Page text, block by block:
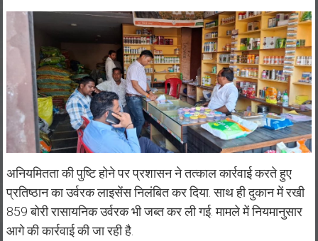
अनियमितता की पुष्टि होने पर प्रशासन ने तत्काल कार्रवाई करते हुए
प्रतिष्ठान का उर्वरक लाइसेंस निलंबित कर दिया. साथ ही दुकान में रखी
859 बोरी रासायनिक उर्वरक भी जब्त कर ली गई. मामले में नियमानुसार
आगे की कार्रवाई की जा रही है.